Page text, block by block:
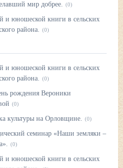
мир добрее. (0)
и юношеской книги в сельских
района. (0)
и юношеской книги в сельских
района. (0)
рождения Вероники
(0)
культуры на Орловщине. (0)
семинар «Наши земляки –
(0)
и юношеской книги в сельских